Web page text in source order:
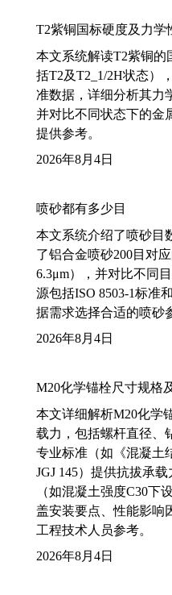
T2紫铜国标硬度及力学
本文系统解读T2紫铜的
括T2及T2_1/2H状态）
准数据，详细分析其力
并对比不同状态下的金
提供参考。
2026年8月4日
喷砂都有多少目
本文系统介绍了喷砂目
了铝合金喷砂200目对
6.3μm），并对比不同
源包括ISO 8503-1标准
据需求选择合适的喷砂
2026年8月4日
M20化学锚栓尺寸规格
本文详细解析M20化学
载力，包括螺杆直径、
专业标准（如《混凝土
JGJ 145）提供抗拔承
（如混凝土强度C30下
盖安装要点、性能影响
工程技术人员参考。
2026年8月4日